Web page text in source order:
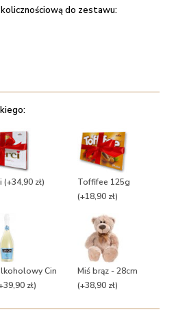
do zestawu:
(+34,90 zł)
Toffifee 125g
(+18,90 zł)
Cin
zł)
Miś brąz - 28cm
(+38,90 zł)